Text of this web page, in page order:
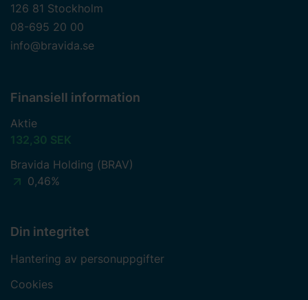
126 81 Stockholm
08-695 20 00
info@bravida.se
Finansiell information
Aktie
132,30 SEK
Bravida Holding (BRAV)
0,46%
Din integritet
Hantering av personuppgifter
Cookies